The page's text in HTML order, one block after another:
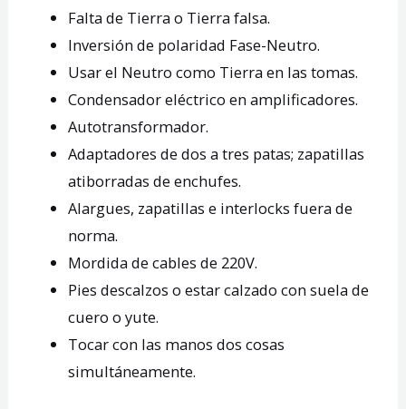
Falta de Tierra o Tierra falsa.
Inversión de polaridad Fase-Neutro.
Usar el Neutro como Tierra en las tomas.
Condensador eléctrico en amplificadores.
Autotransformador.
Adaptadores de dos a tres patas; zapatillas
atiborradas de enchufes.
Alargues, zapatillas e interlocks fuera de
norma.
Mordida de cables de 220V.
Pies descalzos o estar calzado con suela de
cuero o yute.
Tocar con las manos dos cosas
simultáneamente.